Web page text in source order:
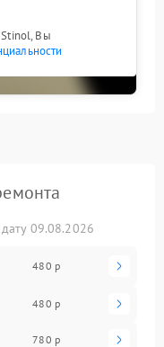
Stinol, Вы
09.08.2026
480 р
480 р
780 р